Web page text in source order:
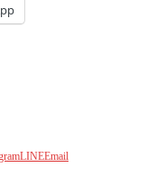
LINEEmail